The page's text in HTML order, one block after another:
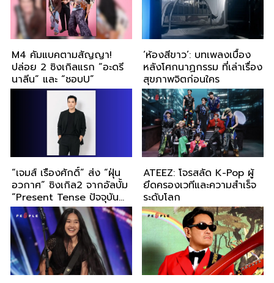
M4 คัมแบคตามสัญญา!
ปล่อย 2 ซิงเกิลแรก “อะดรี
นาลีน” และ “ชอบU”
‘ห้องสีขาว’: บทเพลงเบื้อง
หลังโศกนาฏกรรม ที่เล่าเรื่อง
สุขภาพจิตก่อนใคร
“เจมส์ เรืองศักดิ์” ส่ง “ฝุ่น
อวกาศ” ซิงเกิล2 จากอัลบั้ม
“Present Tense ปัจจุบัน
กาล” พร้อมชวนแฟนๆ ร่วม
“ฝุ่นอวกาศChallenge”
ATEEZ: โจรสลัด K-Pop ผู้
ยึดครองเวทีและความสำเร็จ
ระดับโลก